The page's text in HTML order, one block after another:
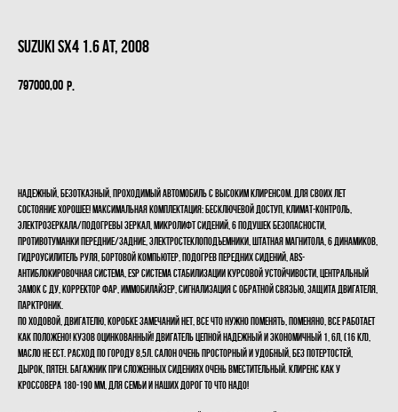
Suzuki SX4 1.6 AT, 2008
797000,00 р.
Надежный, безотказный, проходимый автомобиль с высоким клиренсом. Для своих лет
состояние ХОРОШЕЕ! Максимальная комплектация: Бесключевой доступ, Климат-контроль,
электрозеркала/подогревы зеркал, микролифт сидений, 6 подушек безопасности,
противотуманки передние/задние, электростеклоподъемники, штатная магнитола, 6 динамиков,
гидроусилитель руля, бортовой компьютер, подогрев передних сидений, ABS-
антиблокировочная система, ESP система стабилизации курсовой устойчивости, центральный
замок с ДУ, корректор фар, иммобилайзер, сигнализация с обратной связью, защита двигателя,
парктроник.
По ходовой, двигателю, коробке замечаний нет, все что нужно поменять, поменяно, все работает
как положено! Кузов ОЦИНКОВАННЫЙ! Двигатель ЦЕПНОЙ надежный и экономичный 1, 6л, (16 кл),
масло не ест. Расход по городу 8,5л. Салон очень просторный и удобный, без потертостей,
дырок, пятен. Багажник при сложенных сидениях очень вместительный. Клиренс как у
кроссовера 180-190 мм, для семьи и наших дорог то что надо!